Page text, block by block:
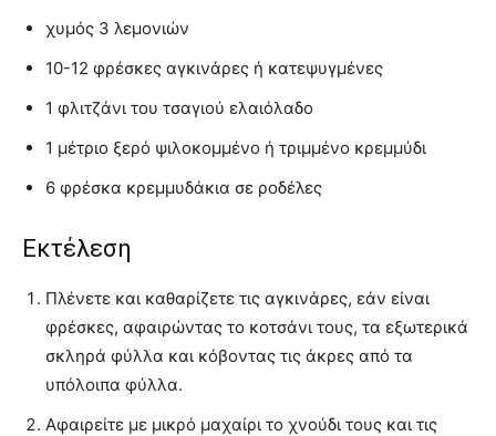
χυμός 3 λεμονιών
10-12 φρέσκες αγκινάρες ή κατεψυγμένες
1 φλιτζάνι του τσαγιού ελαιόλαδο
1 μέτριο ξερό ψιλοκομμένο ή τριμμένο κρεμμύδι
6 φρέσκα κρεμμυδάκια σε ροδέλες
Εκτέλεση
Πλένετε και καθαρίζετε τις αγκινάρες, εάν είναι
φρέσκες, αφαιρώντας το κοτσάνι τους, τα εξωτερικά
σκληρά φύλλα και κόβοντας τις άκρες από τα
υπόλοιπα φύλλα.
Αφαιρείτε με μικρό μαχαίρι το χνούδι τους και τις